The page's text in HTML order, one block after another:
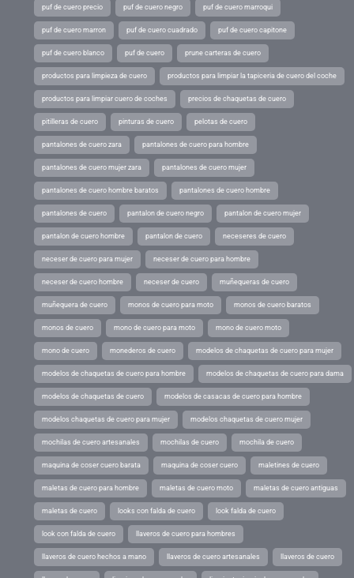
puf de cuero precio puf de cuero negro puf de cuero marroqui
puf de cuero marron puf de cuero cuadrado puf de cuero capitone
puf de cuero blanco puf de cuero prune carteras de cuero
productos para limpieza de cuero productos para limpiar la tapiceria de cuero del coche
productos para limpiar cuero de coches precios de chaquetas de cuero
pitilleras de cuero pinturas de cuero pelotas de cuero
pantalones de cuero zara pantalones de cuero para hombre
pantalones de cuero mujer zara pantalones de cuero mujer
pantalones de cuero hombre baratos pantalones de cuero hombre
pantalones de cuero pantalon de cuero negro pantalon de cuero mujer
pantalon de cuero hombre pantalon de cuero neceseres de cuero
neceser de cuero para mujer neceser de cuero para hombre
neceser de cuero hombre neceser de cuero muñequeras de cuero
muñequera de cuero monos de cuero para moto monos de cuero baratos
monos de cuero mono de cuero para moto mono de cuero moto
mono de cuero monederos de cuero modelos de chaquetas de cuero para mujer
modelos de chaquetas de cuero para hombre modelos de chaquetas de cuero para dama
modelos de chaquetas de cuero modelos de casacas de cuero para hombre
modelos chaquetas de cuero para mujer modelos chaquetas de cuero mujer
mochilas de cuero artesanales mochilas de cuero mochila de cuero
maquina de coser cuero barata maquina de coser cuero maletines de cuero
maletas de cuero para hombre maletas de cuero moto maletas de cuero antiguas
maletas de cuero looks con falda de cuero look falda de cuero
look con falda de cuero llaveros de cuero para hombres
llaveros de cuero hechos a mano llaveros de cuero artesanales llaveros de cuero